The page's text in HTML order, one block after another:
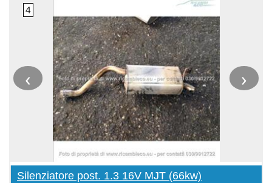
‹ ›
Silenziatore post. 1.3 16V MJT (66kw)